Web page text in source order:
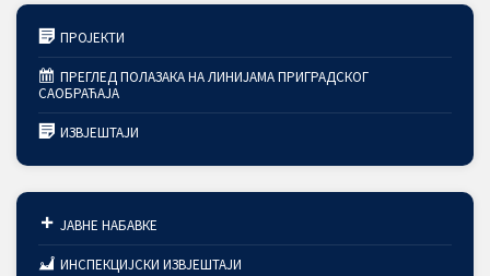
ПРОЈЕКТИ
ПРЕГЛЕД ПОЛАЗАКА НА ЛИНИЈАМА ПРИГРАДСКОГ
САОБРАЋАЈА
ИЗВЈЕШТАЈИ
ЈАВНЕ НАБАВКЕ
ИНСПЕКЦИЈСКИ ИЗВЈЕШТАЈИ